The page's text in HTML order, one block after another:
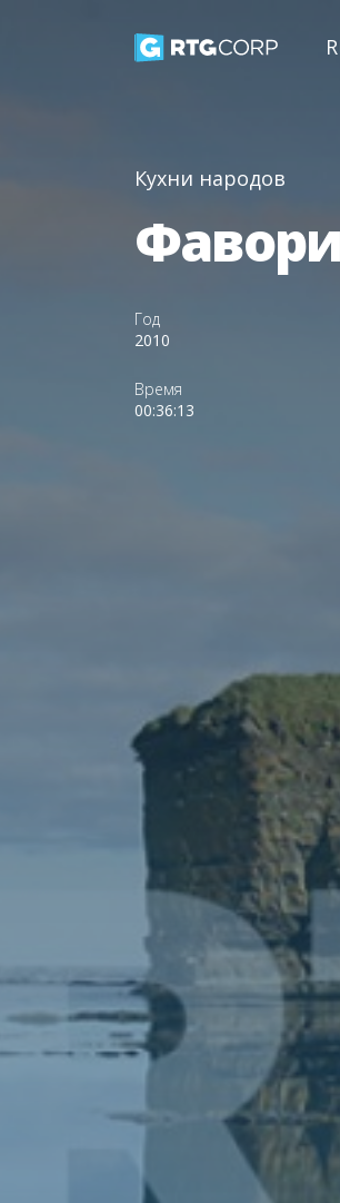
Кухни народов
Год
2010
Время
00:36:13